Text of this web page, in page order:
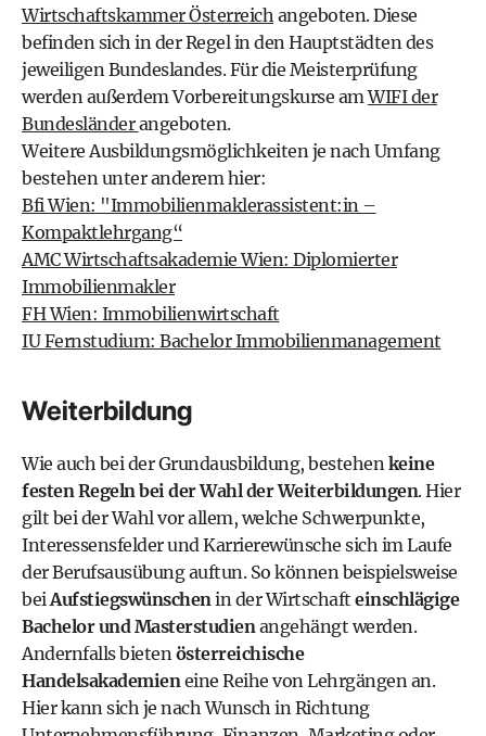
Wirtschaftskammer Österreich angeboten. Diese
befinden sich in der Regel in den Hauptstädten des
jeweiligen Bundeslandes. Für die Meisterprüfung
werden außerdem Vorbereitungskurse amWIFI der
Bundesländerangeboten.
Weitere Ausbildungsmöglichkeiten je nach Umfang
bestehen unter anderem hier:
Bfi Wien: "Immobilienmaklerassistent:in –
Kompaktlehrgang“
AMC Wirtschaftsakademie Wien: Diplomierter
Immobilienmakler
FH Wien: Immobilienwirtschaft
IU Fernstudium: Bachelor Immobilienmanagement
Weiterbildung
Wie auch bei der Grundausbildung, bestehenkeine
festen Regeln bei der Wahl der Weiterbildungen. Hier
gilt bei der Wahl vor allem, welche Schwerpunkte,
Interessensfelder und Karrierewünsche sich im Laufe
der Berufsausübung auftun. So können beispielsweise
beiAufstiegswünschenin der Wirtschaft einschlägige
Bachelor und Masterstudienangehängt werden.
Andernfalls bietenösterreichische
Handelsakademieneine Reihe von Lehrgängen an.
Hier kann sich je nach Wunsch in Richtung